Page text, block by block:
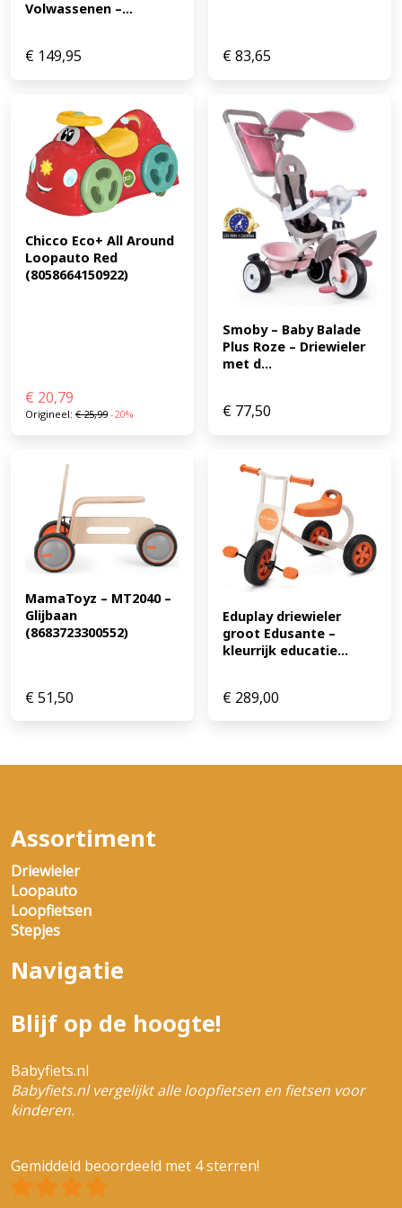
Volwassenen –...
€ 149,95 €83,65
Chicco Eco+ All Around
Loopauto Red
(8058664150922)
€ 20,79
Origineel: €25,99 -20%
Smoby – Baby Balade
Plus Roze – Driewieler
met d...
€ 77,50
MamaToyz – MT2040 –
Glijbaan
(8683723300552)
€51,50
Eduplay driewieler
groot Edusante –
kleurrijk educatie...
€ 289,00
Assortiment
Driewieler
Loopauto
Loopfietsen
Stepjes
Navigatie
Blijf op de hoogte!
Babyfiets.nl
Babyfiets.nl vergelijkt alle loopfietsen en fietsen voor
kinderen.
Gemiddeld beoordeeld met 4 sterren!